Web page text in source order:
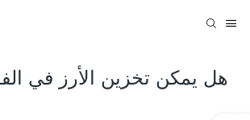
هل يمكن تخزين الأرز في